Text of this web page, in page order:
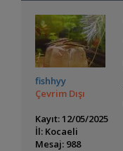
fishhyy
Çevrim Dışı
Kayıt: 12/05/2025
İl: Kocaeli
Mesaj: 988